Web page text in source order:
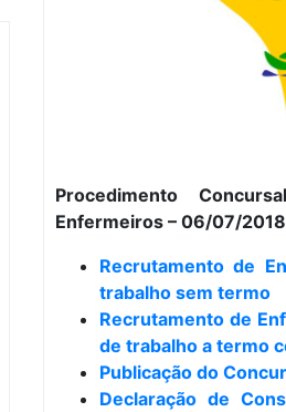
Procedimento
Enfermeiros – 06/07/2018
Recrutamento de
trabalho sem termo
Recrutamento de
de trabalho a termo
Publicação do
Declaração de